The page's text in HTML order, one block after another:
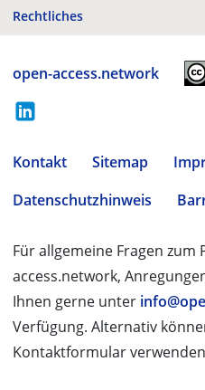
Rechtliches
open-access.network
Kontakt Sitemap
Datenschutzhinweis
Für allgemeine Fragen zum
access.network,
Ihnen gerne unter
Verfügung. Alternativ
Kontaktformular